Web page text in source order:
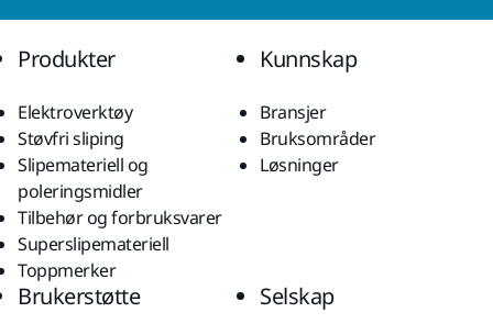
Produkter
Elektroverktøy
Støvfri sliping
Slipemateriell og
poleringsmidler
Tilbehør og forbruksvarer
Superslipemateriell
Toppmerker
Kunnskap
Bransjer
Bruksområder
Løsninger
Brukerstøtte Selskap